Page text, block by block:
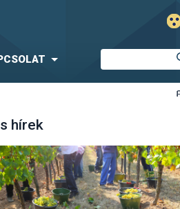
hírek